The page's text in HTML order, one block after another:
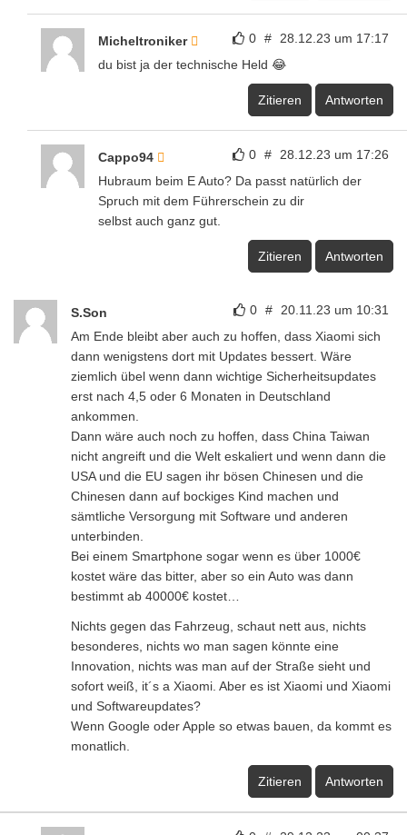
0 # 28.12.23 um 17:17
Micheltroniker
du bist ja der technische Held 😂
Zitieren Antworten
0 # 28.12.23 um 17:26
Cappo94
Hubraum beim E Auto? Da passt natürlich der
Spruch mit dem Führerschein zu dir
selbst auch ganz gut.
Zitieren Antworten
0 # 20.11.23 um 10:31
S.Son
Am Ende bleibt aber auch zu hoffen, dass Xiaomi sich
dann wenigstens dort mit Updates bessert. Wäre
ziemlich übel wenn dann wichtige Sicherheitsupdates
erst nach 4,5 oder 6 Monaten in Deutschland
ankommen.
Dann wäre auch noch zu hoffen, dass China Taiwan
nicht angreift und die Welt eskaliert und wenn dann die
USA und die EU sagen ihr bösen Chinesen und die
Chinesen dann auf bockiges Kind machen und
sämtliche Versorgung mit Software und anderen
unterbinden.
Bei einem Smartphone sogar wenn es über 1000€
kostet wäre das bitter, aber so ein Auto was dann
bestimmt ab 40000€ kostet…
Nichts gegen das Fahrzeug, schaut nett aus, nichts
besonderes, nichts wo man sagen könnte eine
Innovation, nichts was man auf der Straße sieht und
sofort weiß, it´s a Xiaomi. Aber es ist Xiaomi und Xiaomi
und Softwareupdates?
Wenn Google oder Apple so etwas bauen, da kommt es
monatlich.
Zitieren Antworten